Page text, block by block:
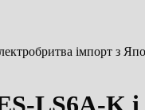
імпорт з